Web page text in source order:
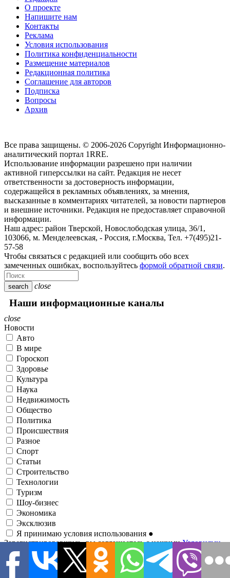
О проекте
Напишите нам
Контакты
Реклама
Условия использования
Политика конфиденциальности
Размещение материалов
Редакционная политика
Соглашение для авторов
Подписка
Вопросы
Архив
Все права защищены. © 2006-2026 Copyright Информационно-
аналитический портал 1RRE.
Использование информации разрешено при наличии
активной гиперссылки на сайт. Редакция не несет
ответственности за достоверность информации,
содержащейся в рекламных объявлениях, за мнения,
высказанные в комментариях читателей, за новости партнеров
и внешние источники. Редакция не предоставляет справочной
информации.
Наш адрес: район Тверской, Новослободская улица, 36/1 ,
103066, м. Менделеевская, - Россия, г.Москва, Тел. +7(495)21-
57-58
Чтобы связаться с редакцией или сообщить обо всех
замеченных ошибках, воспользуйтесь формой обратной связи.
search close
Наши информационные каналы
close
Новости
Авто
В мире
Гороскоп
Здоровье
Культура
Наука
Недвижимость
Общество
Политика
Происшествия
Разное
Спорт
Статьи
Строительство
Технологии
Туризм
Шоу-бизнес
Экономика
Эксклюзив
Я принимаю условия использования ●
Зарегистрировавшись, вы соглашаетесь с нашимиУсловиями
использования
и соглашаетесь с тем, что информационно-
аналитический портал
1RRE может иногда связываться с вами
о событиях, анализах, новостях, предложениях и т. д. по